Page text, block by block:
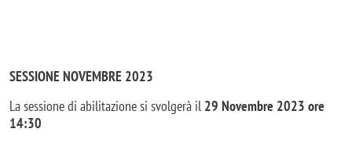
SESSIONE NOVEMBRE 2023
La sessione di abilitazione si svolgerà il 29 Novembre 2023 ore
14:30